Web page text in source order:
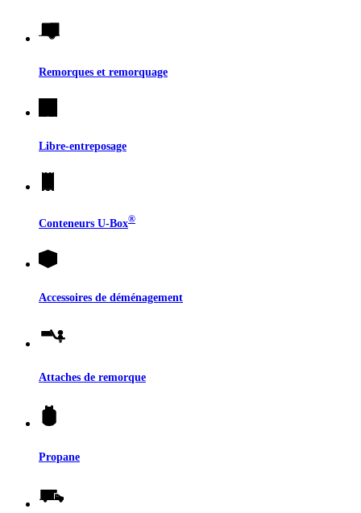
Remorques et remorquage
Libre-entreposage
Conteneurs U-Box®
Accessoires de déménagement
Attaches de remorque
Propane